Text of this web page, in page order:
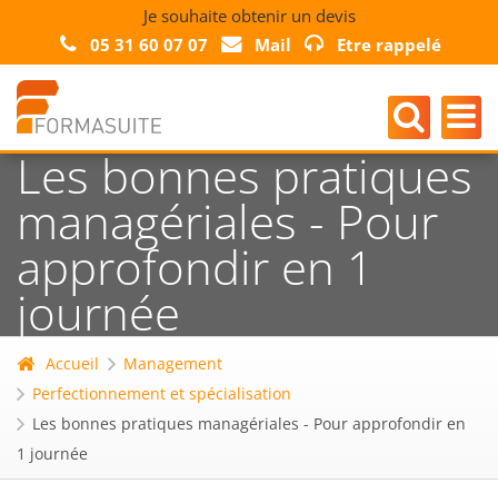
Je souhaite obtenir un devis
05 31 60 07 07
Mail Etre rappelé
Les bonnes pratiques
managériales - Pour
approfondir en 1
journée
Accueil
Management
Perfectionnement et spécialisation
Les bonnes pratiques managériales - Pour approfondir en
1 journée